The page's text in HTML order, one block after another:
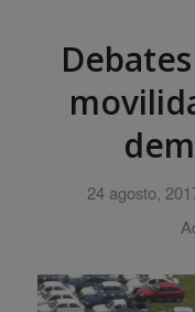
24 agosto,